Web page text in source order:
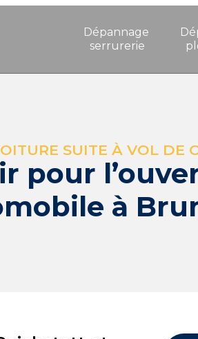
Dépannage
serrurerie
SUITE À VOL DE
pour
à